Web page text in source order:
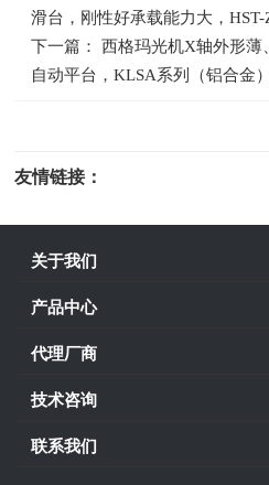
滑台，刚性好承载能力大，HST-
下一篇： 西格玛光机X轴外形薄
自动平台，KLSA系列（铝合金
友情链接：
关于我们
产品中心
代理厂商
技术咨询
联系我们